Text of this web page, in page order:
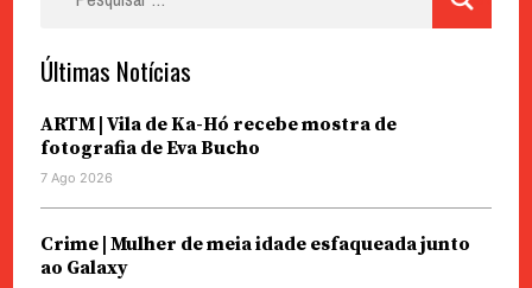
Últimas Notícias
ARTM | Vila de Ka-Hó recebe mostra de
fotografia de Eva Bucho
7 Ago 2026
Crime | Mulher de meia idade esfaqueada junto
ao Galaxy